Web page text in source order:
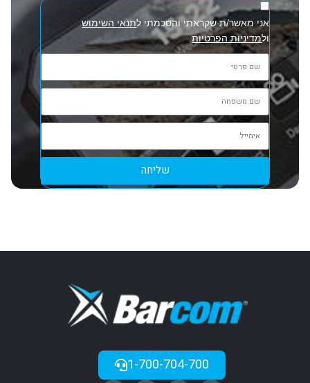
אני מאשר/ת שקראתי והסכמתי לתנאי השימוש
ולמדיניות הפרטיות
שליחה
1-700-704-700